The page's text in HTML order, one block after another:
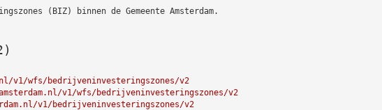
(BIZ) binnen de Gemeente Amsterdam.
v1/wfs/bedrijveninvesteringszones/v2
v1/wfs/bedrijveninvesteringszones/v2
v1/bedrijveninvesteringszones/v2